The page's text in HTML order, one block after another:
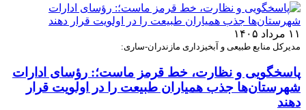
۱۱ مرداد ۱۴۰۵
مدیرکل منابع طبیعی و آبخیزداری مازندران-ساری:
پاسخگویی و نظارت، خط قرمز ماست؛: رؤسای ادارات
شهرستان‌ها جذب همیاران طبیعت را در اولویت قرار
دهند